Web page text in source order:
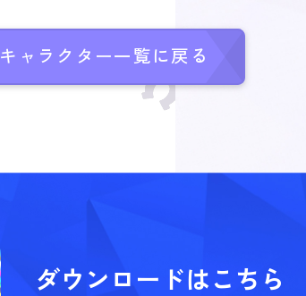
キャラクター一覧に戻る
ダウンロードはこちら